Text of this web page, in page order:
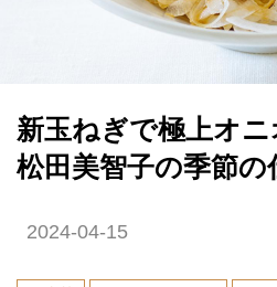
新玉ねぎで極上オニ
松田美智子の季節の
2024-04-15